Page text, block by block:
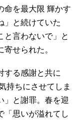
を最大限 輝かす
」と続けていた
と言わないで」と
せられた。
する感謝と共に
持ちにさせてしま
」と謝罪。春を迎
「思いが溢れてし